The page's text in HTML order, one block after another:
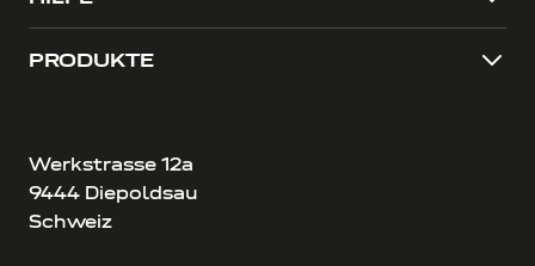
PRODUKTE
Werkstrasse 12a
9444 Diepoldsau
Schweiz